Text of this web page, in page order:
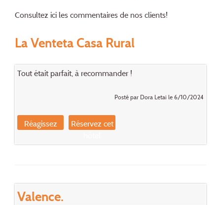
Consultez ici les commentaires de nos clients!
La Venteta Casa Rural
Tout était parfait, à recommander !
Posté par Dora Letai le 6/10/2024
Réagissez
Réservez cet
Valence.